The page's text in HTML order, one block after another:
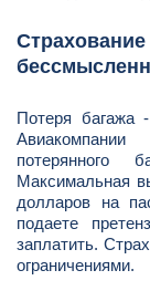
Страхование
Потеря багажа
Авиакомпании
потерянного
Максимальная
долларов на
подаете
заплатить.
ограничениями.